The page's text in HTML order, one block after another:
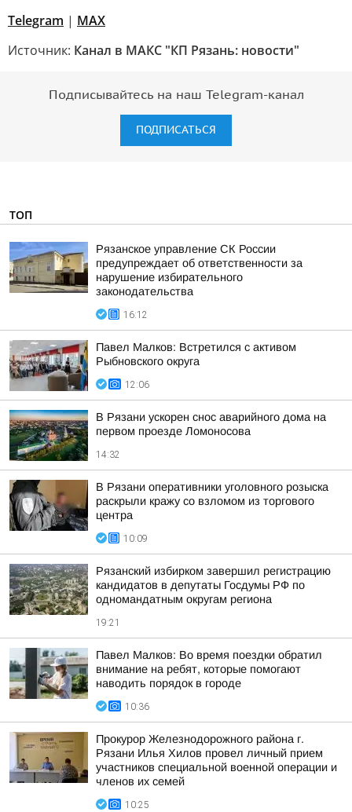
Telegram | МАХ
Источник: Канал в МАКС "КП Рязань: новости"
Подписывайтесь на наш Telegram-канал
ПОДПИСАТЬСЯ
ТОП
Рязанское управление СК России
предупреждает об ответственности за
нарушение избирательного
законодательства
16:12
Павел Малков: Встретился с активом
Рыбновского округа
12:06
В Рязани ускорен снос аварийного дома на
первом проезде Ломоносова
14:32
В Рязани оперативники уголовного розыска
раскрыли кражу со взломом из торгового
центра
10:09
Рязанский избирком завершил регистрацию
кандидатов в депутаты Госдумы РФ по
одномандатным округам региона
19:21
Павел Малков: Во время поездки обратил
внимание на ребят, которые помогают
наводить порядок в городе
10:36
Прокурор Железнодорожного района г.
Рязани Илья Хилов провел личный прием
участников специальной военной операции и
членов их семей
10:25